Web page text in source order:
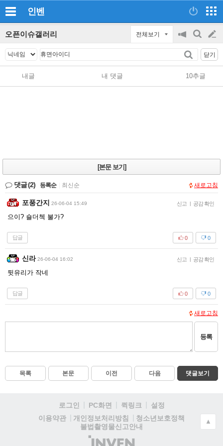
인벤
오픈이슈갤러리 전체보기
공
지
on/off
검
글
쓰
닫기
내글 내 댓글 10추글
[본문 보기]
댓글(2) 등록순 최신순 새로고침
포풍간지 26-06-04 15:49 신고 | 공감 확인
으이? 숄더첵 불가?
답글 0
0
신라 26-06-04 16:02 신고 | 공감 확인
뒷유리가 작네
답글 0
0
새로고침
등록
목록 본문 이전 다음 댓글보기
로그인 PC화면 퀵링크
설정
이용약관
개인정보처리방침
청소년보호정책
불법촬영물신고안내
(주)
▲